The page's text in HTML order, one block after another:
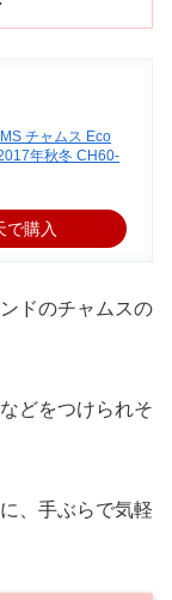
チャムス Eco
年秋冬 CH60-
で購入
ドのチャムスの
どをつけられそ
、手ぶらで気軽